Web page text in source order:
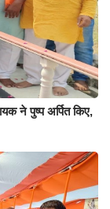
ने पुष्प अर्पित किए,